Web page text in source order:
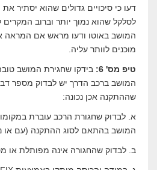
דעו כי סיכויים גדולים שהוא יסתיר
לסלקל שהוא נמוך יותר וברוב
המושב באוטו ודעו מראש אם
מוכנים לוותר עליה.
טיפ מס' 6:
בידקו שחגירת המושב
המושב ברכב הדרך יש לבדוק מספר
שההתקנה אכן נכונה:
א. לבדוק שחגורת הרכב עוברת
המושב בהתאם לסוג ההתקנה (עם או
ב. לבדוק שהחגורה אינה מפותלת או